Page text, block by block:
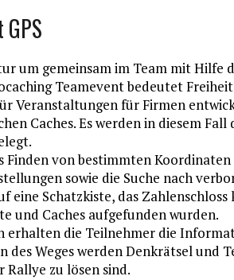
um gemeinsam im Team mit Hilfe
Teamevent bedeutet
Veranstaltungen für Firmen
Caches. Es werden in diesem
Finden von bestimmten
sowie die Suche nach
eine Schatzkiste, das
und Caches aufgefunden wurden.
erhalten die Teilnehmer die
des Weges werden Denkrätsel und
zu lösen sind.